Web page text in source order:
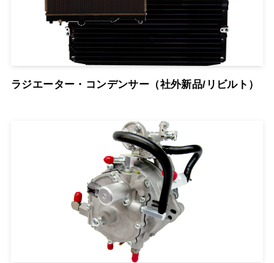
ラジエーター・コンデンサー（社外新品/リビルト）